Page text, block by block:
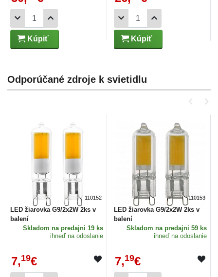
Kúpiť Kúpiť
Odporúčané zdroje k svietidlu
110152
LED žiarovka G9/2x2W 2ks v
balení
Skladom na predajni 19 ks
ihneď na odoslanie
7,19€
110153
LED žiarovka G9/2x2W 2ks v
balení
Skladom na predajni 59 ks
ihneď na odoslanie
7,19€